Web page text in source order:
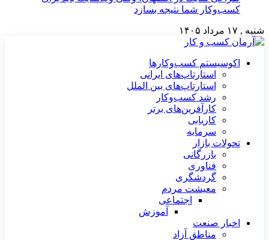
کسب‌وکار شما نتیجه بسازد
شنبه , ۱۷ مرداد ۱۴۰۵
اکوسیستم کسب‌وکارها
استارتاپ‌های ایرانی
استارتاپ‌های بین الملل
رشد کسب‌وکار
کارآفرین‌های برتر
کاریابی
سرمایه
تحولات بازار
بازرگانی
فناوری
گردشگری
معیشت مردم
اجتماعی
آموزش
اخبار صنعت
مناطق آزاد